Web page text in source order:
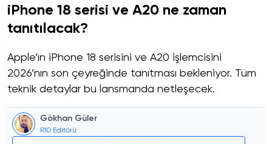
iPhone 18 serisi ve A20 ne zaman
tanıtılacak?
Apple’ın iPhone 18 serisini ve A20 işlemcisini
2026’nın son çeyreğinde tanıtması bekleniyor. Tüm
teknik detaylar bu lansmanda netleşecek.
Gökhan Güler
R10 Editörü